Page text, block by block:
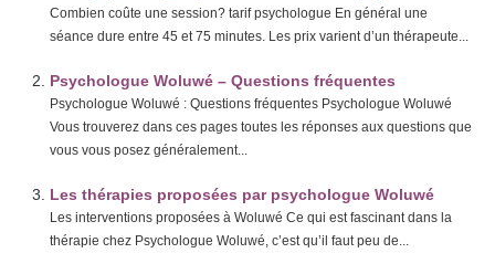
Combien coûte une session? tarif psychologue En général une
séance dure entre 45 et 75 minutes. Les prix varient d’un thérapeute...
Psychologue Woluwé – Questions fréquentes
Psychologue Woluwé : Questions fréquentes Psychologue Woluwé
Vous trouverez dans ces pages toutes les réponses aux questions que
vous vous posez généralement...
Les thérapies proposées par psychologue Woluwé
Les interventions proposées à Woluwé Ce qui est fascinant dans la
thérapie chez Psychologue Woluwé, c’est qu’il faut peu de...